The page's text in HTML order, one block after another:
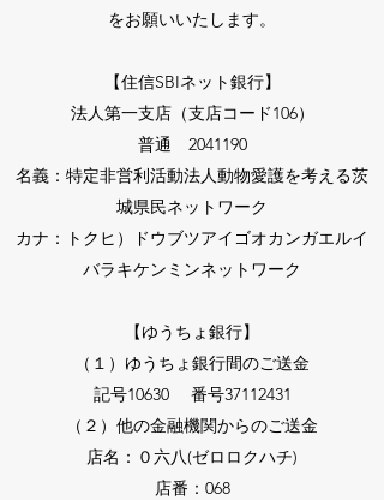
をお願いいたします。
【住信SBIネット銀行】
法人第一支店（支店コード106）
普通 2041190
名義：特定非営利活動法人動物愛護を考える茨
城県民ネットワーク
カナ：トクヒ）ドウブツアイゴオカンガエルイ
バラキケンミンネットワーク
【ゆうちょ銀行】
（１）ゆうちょ銀行間のご送金
記号10630 番号37112431
（２）他の金融機関からのご送金
店名：０六八(ゼロロクハチ)
店番：068